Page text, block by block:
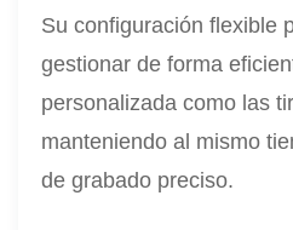
Su configuración flexible
gestionar de forma
personalizada como las
manteniendo al mismo
de grabado preciso.